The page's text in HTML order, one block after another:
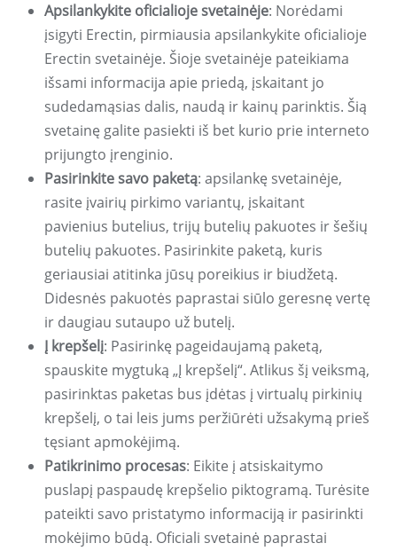
Apsilankykite oficialioje svetainėje: Norėdami
įsigyti Erectin, pirmiausia apsilankykite oficialioje
Erectin svetainėje. Šioje svetainėje pateikiama
išsami informacija apie priedą, įskaitant jo
sudedamąsias dalis, naudą ir kainų parinktis. Šią
svetainę galite pasiekti iš bet kurio prie interneto
prijungto įrenginio.
Pasirinkite savo paketą: apsilankę svetainėje,
rasite įvairių pirkimo variantų, įskaitant
pavienius butelius, trijų butelių pakuotes ir šešių
butelių pakuotes. Pasirinkite paketą, kuris
geriausiai atitinka jūsų poreikius ir biudžetą.
Didesnės pakuotės paprastai siūlo geresnę vertę
ir daugiau sutaupo už butelį.
Į krepšelį: Pasirinkę pageidaujamą paketą,
spauskite mygtuką „Į krepšelį“. Atlikus šį veiksmą,
pasirinktas paketas bus įdėtas į virtualų pirkinių
krepšelį, o tai leis jums peržiūrėti užsakymą prieš
tęsiant apmokėjimą.
Patikrinimo procesas: Eikite į atsiskaitymo
puslapį paspaudę krepšelio piktogramą. Turėsite
pateikti savo pristatymo informaciją ir pasirinkti
mokėjimo būdą. Oficiali svetainė paprastai